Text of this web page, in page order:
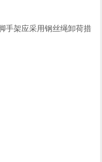
手架应采用钢丝绳卸荷措